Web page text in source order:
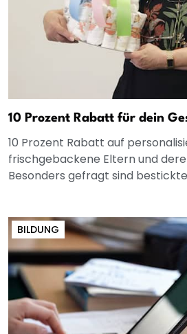
10 Prozent Rabatt für dein
10 Prozent Rabatt auf
frischgebackene Eltern und
Besonders gefragt sind bestickte
BILDUNG